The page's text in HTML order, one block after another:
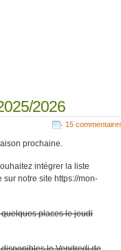
2026
15
prochaine.
intégrer la liste
sur notre site https://mon-
places le jeudi